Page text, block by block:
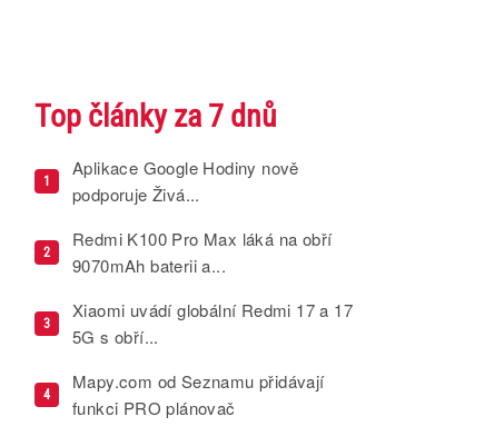
Top články za 7 dnů
1
Aplikace Google Hodiny nově
podporuje Živá...
2
Redmi K100 Pro Max láká na obří
9070mAh baterii a...
3
Xiaomi uvádí globální Redmi 17 a 17
5G s obří...
4
Mapy.com od Seznamu přidávají
funkci PRO plánovač